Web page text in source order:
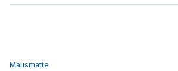
Mausmatte